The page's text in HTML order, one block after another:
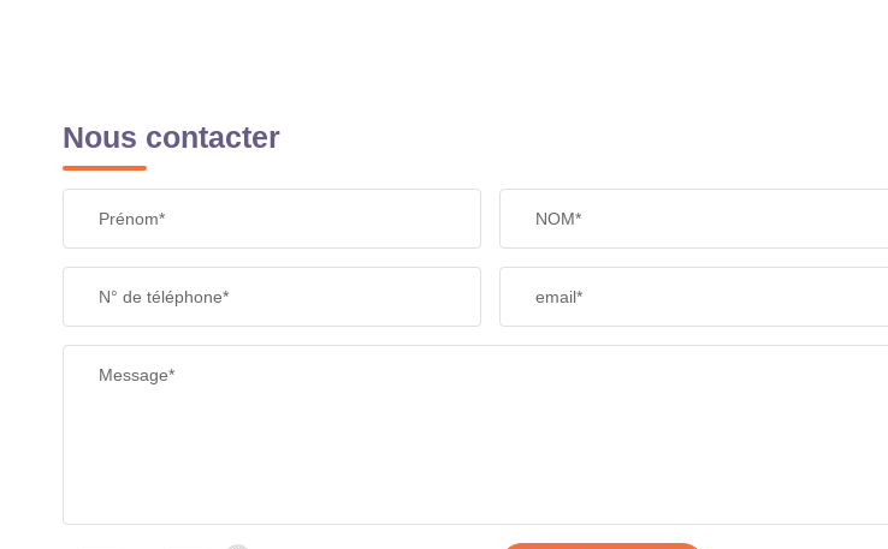
Nous contacter
Prénom* NOM*
N° de téléphone* email*
Message*